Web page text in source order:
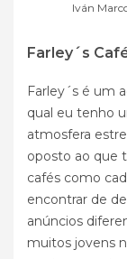
Iván
Farley´s
Farley´s é um
qual eu tenho
atmosfera
oposto ao que
cafés como
encontrar de
anúncios
muitos jovens